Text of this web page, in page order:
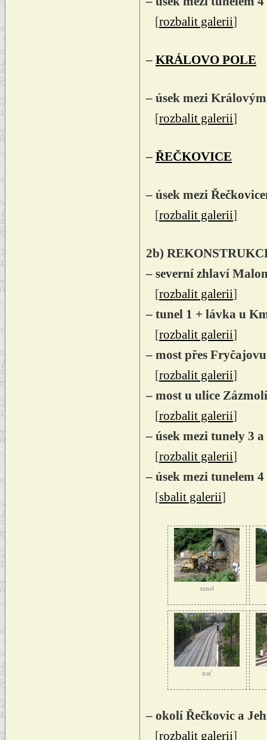
[rozbalit galerii]
– KRÁLOVO POLE
– úsek mezi
[rozbalit galerii]
– ŘEČKOVICE
– úsek mezi
[rozbalit galerii]
2b)
– severní zhlaví
[rozbalit galerii]
– tunel 1 + lávka u
[rozbalit galerii]
– most přes
[rozbalit galerii]
– most u ulice
[rozbalit galerii]
– úsek mezi tunely 3 a
[rozbalit galerii]
– úsek mezi tunelem
[sbalit galerii]
tunel
trať
– okolí Řečkovic a
[rozbalit galerii]